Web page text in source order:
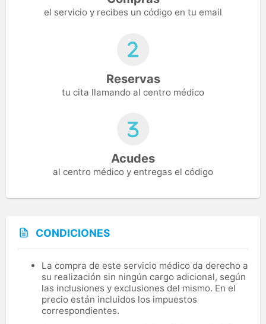
el servicio y recibes un código en tu email
Reservas
tu cita llamando al centro médico
Acudes
al centro médico y entregas el código
CONDICIONES
La compra de este servicio médico da derecho a
su realización sin ningún cargo adicional, según
las inclusiones y exclusiones del mismo. En el
precio están incluidos los impuestos
correspondientes.